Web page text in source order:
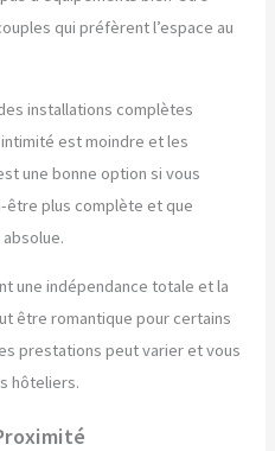
qui préfèrent l’espace au
installations complètes
est moindre et les
une bonne option si vous
être plus complète et que
une indépendance totale et la
être romantique pour certains
prestations peut varier et vous
hôteliers.